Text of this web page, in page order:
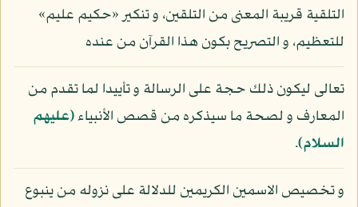
التلقية قريبة المعنى من التلقين، و تنكير «حكيم عليم»
للتعظيم، و التصريح بكون هذا القرآن من عنده
تعالى ليكون ذلك حجة على الرسالة و تأييدا لما تقدم من
المعارف و لصحة ما سيذكره من قصص الأنبياء(عليهم
السلام).
و تخصيص الاسمين الكريمين للدلالة على نزوله من ينبوع